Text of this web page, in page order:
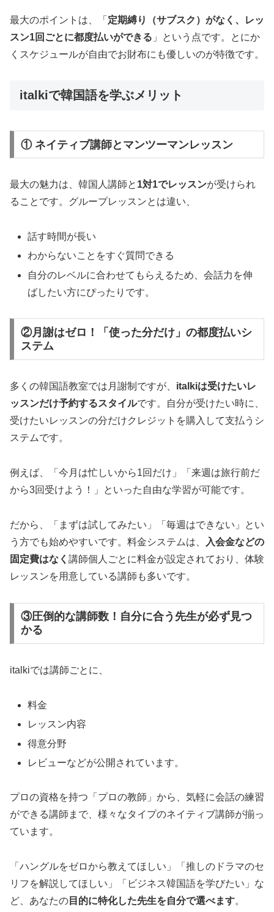
最大のポイントは、「 定期縛り（サブスク）がなく、レッ
スン1回ごとに都度払いができる 」という点です。とにか
くスケジュールが自由でお財布にも優しいのが特徴です。
italkiで韓国語を学ぶメリット
① ネイティブ講師とマンツーマンレッスン
最大の魅力は、韓国人講師と 1対1でレッスンが受けられ
ることです。グループレッスンとは違い、
話す時間が長い
わからないことをすぐ質問できる
自分のレベルに合わせてもらえるため、会話力を伸
ばしたい方にぴったりです。
②月謝はゼロ！「使った分だけ」の都度払いシ
ステム
多くの韓国語教室では月謝制ですが、 italkiは受けたいレ
ッスンだけ予約するスタイルです。自分が受けたい時に、
受けたいレッスンの分だけクレジットを購入して支払うシ
ステムです。
例えば、「今月は忙しいから1回だけ」「来週は旅行前だ
から3回受けよう！」といった自由な学習が可能です。
だから、「まずは試してみたい」「毎週はできない」とい
う方でも始めやすいです。料金システムは、
入会金などの
固定費はなく 講師個人ごとに料金が設定されており、体験
レッスンを用意している講師も多いです。
③圧倒的な講師数！自分に合う先生が必ず見つ
かる
italkiでは講師ごとに、
料金
レッスン内容
得意分野
レビューなどが公開されています。
プロの資格を持つ「プロの教師」から、気軽に会話の練習
ができる講師まで、様々なタイプのネイティブ講師が揃っ
ています。
「ハングルをゼロから教えてほしい」「推しのドラマのセ
リフを解説してほしい」「ビジネス韓国語を学びたい」な
ど、あなたの 目的に特化した先生を自分で選べます。